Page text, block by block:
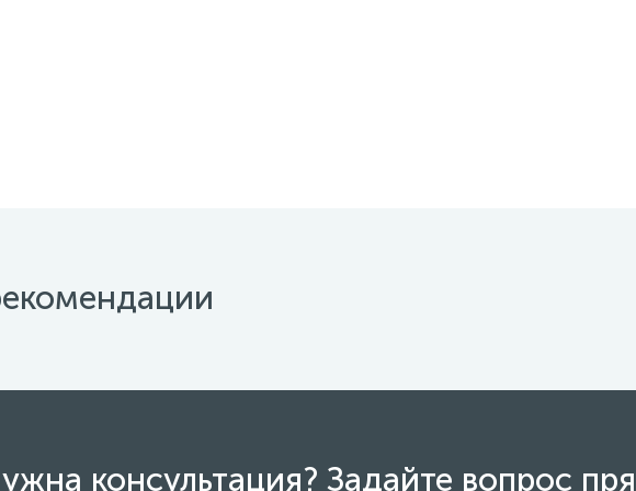
консультация? Задайте вопрос